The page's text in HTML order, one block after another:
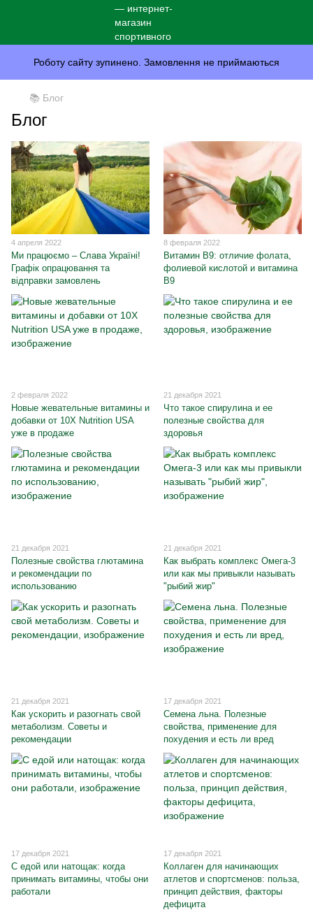
Роботу сайту зупинено. Замовлення не приймаються
📚 Блог
Блог
4 апреля 2022
Ми працюємо – Слава Україні!
Графік опрацювання та
відправки замовлень
8 февраля 2022
Витамин B9: отличие фолата,
фолиевой кислотой и витамина
B9
2 февраля 2022
Новые жевательные витамины и
добавки от 10X Nutrition USA
уже в продаже
21 декабря 2021
Что такое спирулина и ее
полезные свойства для
здоровья
21 декабря 2021
Полезные свойства глютамина
и рекомендации по
использованию
21 декабря 2021
Как выбрать комплекс Омега-3
или как мы привыкли называть
"рыбий жир"
21 декабря 2021
Как ускорить и разогнать свой
метаболизм. Советы и
рекомендации
17 декабря 2021
Семена льна. Полезные
свойства, применение для
похудения и есть ли вред
17 декабря 2021
С едой или натощак: когда
принимать витамины, чтобы они
работали
17 декабря 2021
Коллаген для начинающих
атлетов и спортсменов: польза,
принцип действия, факторы
дефицита